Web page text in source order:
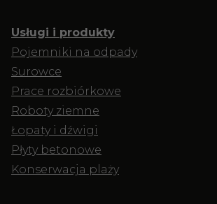
Usługi i produkty
Pojemniki na odpady
Surowce
Prace rozbiórkowe
Roboty ziemne
Łopaty i dźwigi
Płyty betonowe
Konserwacja plaży